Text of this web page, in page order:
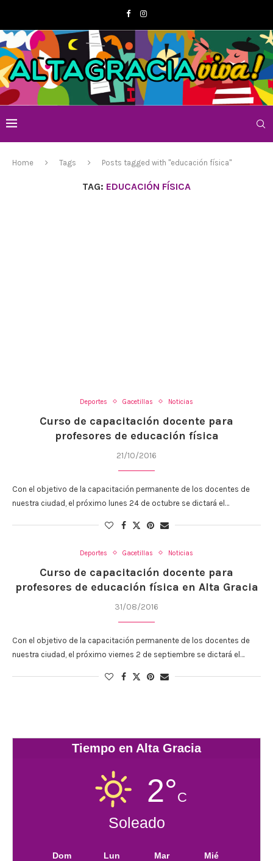
Home Tags Posts tagged with "educación física"
TAG: EDUCACIÓN FÍSICA
Deportes Gacetillas Noticias
Curso de capacitación docente para
profesores de educación física
21/10/2016
Con el objetivo de la capacitación permanente de los docentes de
nuestra ciudad, el próximo lunes 24 de octubre se dictará el…
Deportes Gacetillas Noticias
Curso de capacitación docente para
profesores de educación física en Alta Gracia
31/08/2016
Con el objetivo de la capacitación permanente de los docentes de
nuestra ciudad, el próximo viernes 2 de septiembre se dictará el…
Tiempo en Alta Gracia
2°C
Soleado
Dom Lun Mar Mié